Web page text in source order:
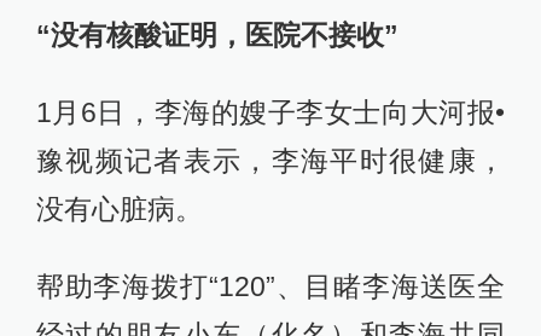
“没有核酸证明，医院不接收”
1月6日，李海的嫂子李女士向大河报•
豫视频记者表示，李海平时很健康，
没有心脏病。
帮助李海拨打“120”、目睹李海送医全